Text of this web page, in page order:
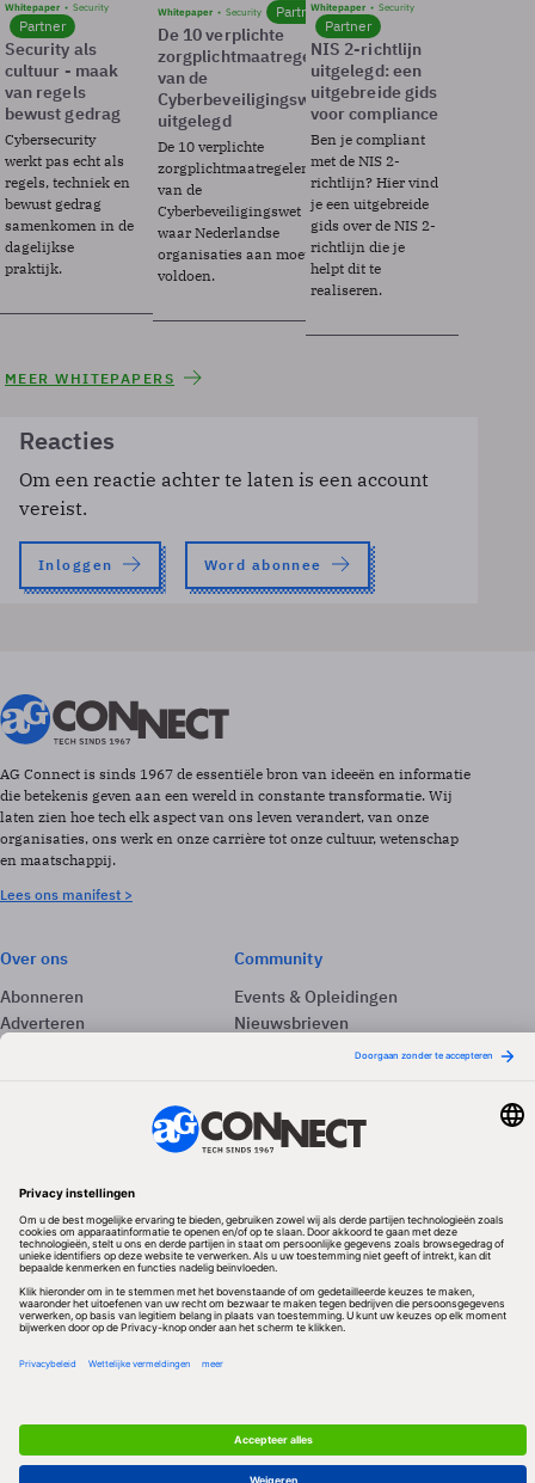
Whitepaper Security
Partner
Security als
cultuur - maak
van regels
bewust gedrag
Cybersecurity
werkt pas echt als
regels, techniek en
bewust gedrag
samenkomen in de
dagelijkse
praktijk.
Whitepaper Security Partner
De 10 verplichte
zorgplichtmaatregelen
van de
Cyberbeveiligingswet
uitgelegd
De 10 verplichte
zorgplichtmaatregelen
van de
Cyberbeveiligingswet
waar Nederlandse
organisaties aan moeten
voldoen.
Whitepaper Security
Partner
NIS 2-richtlijn
uitgelegd: een
uitgebreide gids
voor compliance
Ben je compliant
met de NIS 2-
richtlijn? Hier vind
je een uitgebreide
gids over de NIS 2-
richtlijn die je
helpt dit te
realiseren.
MEER WHITEPAPERS
Reacties
Om een reactie achter te laten is een account
vereist.
Inloggen Word abonnee
AG Connect is sinds 1967 de essentiële bron van ideeën en informatie
die betekenis geven aan een wereld in constante transformatie. Wij
laten zien hoe tech elk aspect van ons leven verandert, van onze
organisaties, ons werk en onze carrière tot onze cultuur, wetenschap
en maatschappij.
Lees ons manifest >
Over ons
Abonneren
Adverteren
Community
Events & Opleidingen
Nieuwsbrieven
Redactionele partner
Privacy & Cookies